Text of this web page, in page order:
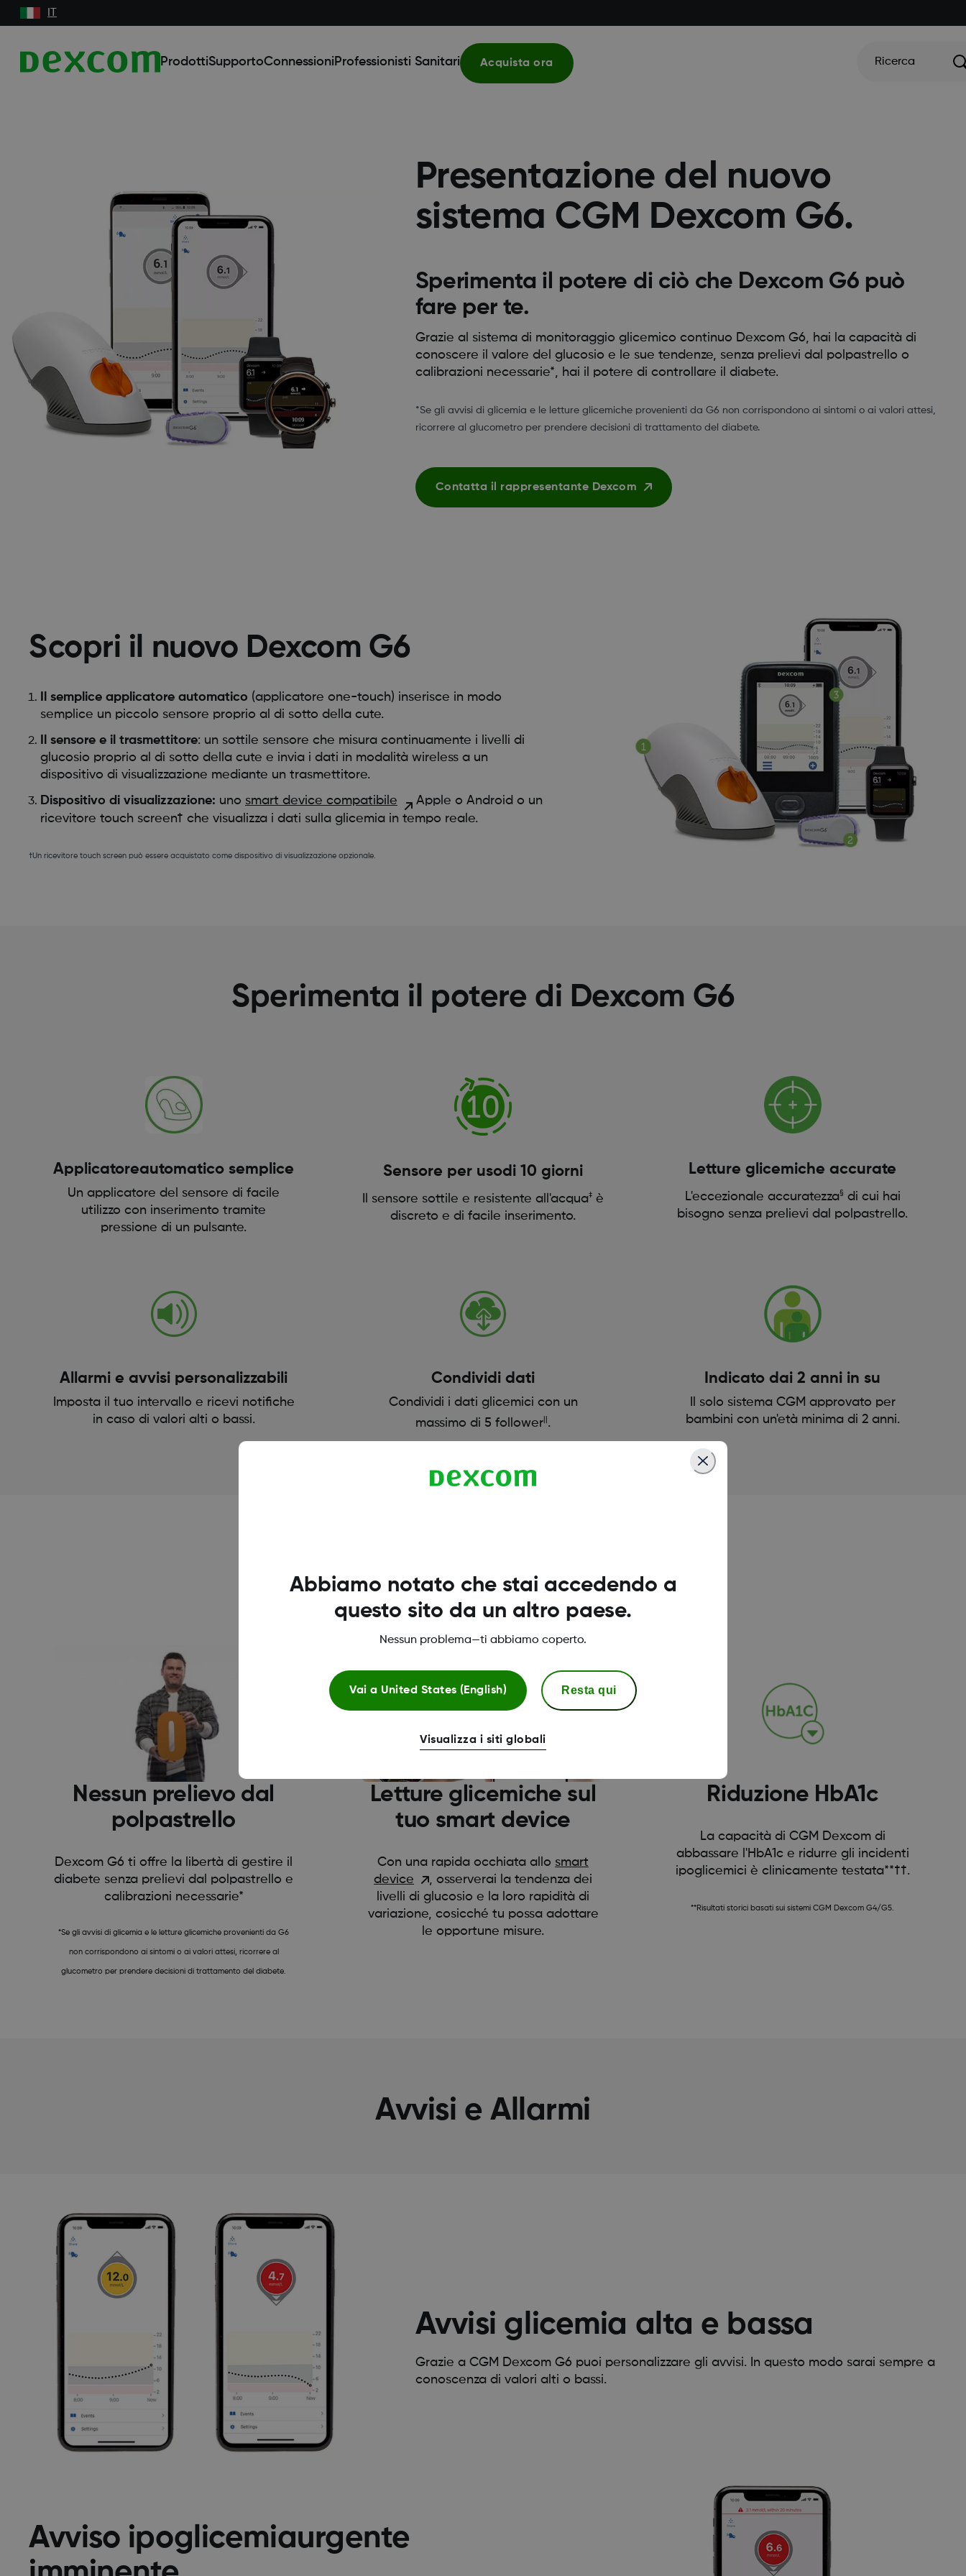
ProdottiSupportoConnessioni Professionisti Sanitari Acquista ora Ricerca
Presentazione del nuovo
sistema CGM Dexcom G6.
Sperimenta il potere di ciò che Dexcom G6 può
fare per te.
Grazie al sistema di monitoraggio glicemico continuo Dexcom G6, hai la capacità di
conoscere il valore del glucosio e le sue tendenze, senza prelievi dal polpastrello o
calibrazioni necessarie*, hai il potere di controllare il diabete.
*Se gli avvisi di glicemia e le letture glicemiche provenienti da G6 non corrispondono ai sintomi o ai valori attesi,
ricorrere al glucometro per prendere decisioni di trattamento del diabete.
Contatta il rappresentante Dexcom
Scopri il nuovo Dexcom G6
Il semplice applicatore automatico (applicatore one-touch) inserisce in modo
semplice un piccolo sensore proprio al di sotto della cute.
Il sensore e il trasmettitore: un sottile sensore che misura continuamente i livelli di
glucosio proprio al di sotto della cute e invia i dati in modalità wireless a un
dispositivo di visualizzazione mediante un trasmettitore.
Dispositivo di visualizzazione: uno smart device compatibile
Apple o Android o un
ricevitore touch screen† che visualizza i dati sulla glicemia in tempo reale.
†Un ricevitore touch screen può essere acquistato come dispositivo di visualizzazione opzionale.
Sperimenta il potere di Dexcom G6
Applicatoreautomatico semplice
Un applicatore del sensore di facile
utilizzo con inserimento tramite
pressione di un pulsante.
Sensore per usodi 10 giorni
Il sensore sottile e resistente all'acqua‡ è
discreto e di facile inserimento.
Letture glicemiche accurate
L'eccezionale accuratezza§ di cui hai
bisogno senza prelievi dal polpastrello.
Allarmi e avvisi personalizzabili
Imposta il tuo intervallo e ricevi notifiche
in caso di valori alti o bassi.
Condividi dati
Condividi i dati glicemici con un
massimo di 5 follower .
Indicato dai 2 anni in su
Il solo sistema CGM approvato per
bambini con un'età minima di 2 anni.
Il futuro del CGM è qui
Nessun prelievo dal
polpastrello
Dexcom G6 ti offre la libertà di gestire il
diabete senza prelievi dal polpastrello e
calibrazioni necessarie*
*Se gli avvisi di glicemia e le letture glicemiche provenienti da G6
non corrispondono ai sintomi o ai valori attesi, ricorrere al
glucometro per prendere decisioni di trattamento del diabete.
Letture glicemiche sul
tuo smart device
Con una rapida occhiata allo smart
device
, osserverai la tendenza dei
livelli di glucosio e la loro rapidità di
variazione, cosicché tu possa adottare
le opportune misure.
Riduzione HbA1c
La capacità di CGM Dexcom di
abbassare l'HbA1c e ridurre gli incidenti
ipoglicemici è clinicamente testata**††.
**Risultati storici basati sui sistemi CGM Dexcom G4/G5.
Avvisi e Allarmi
Avvisi glicemia alta e bassa
Grazie a CGM Dexcom G6 puoi personalizzare gli avvisi. In questo modo sarai sempre a
conoscenza di valori alti o bassi.
Avviso ipoglicemiaurgente
Abbiamo notato che stai accedendo a
questo sito da un altro paese.
Nessun problema—ti abbiamo coperto.
Vai a United States (English) Resta qui
Visualizza i siti globali